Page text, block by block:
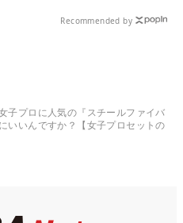
Recommended by
子プロに人気の『スチールファイバ
いいんですか？【女子プロセットの